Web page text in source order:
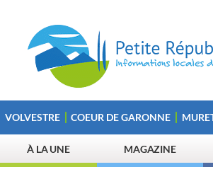
VOLVESTRE COEUR DE GARONNE
À LA UNE MAGAZINE